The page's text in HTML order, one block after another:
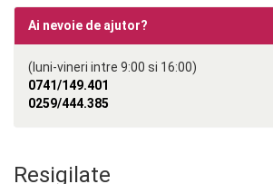
Ai nevoie de ajutor?
(luni-vineri intre 9:00 si 16:00)
0741/149.401
0259/444.385
Resigilate